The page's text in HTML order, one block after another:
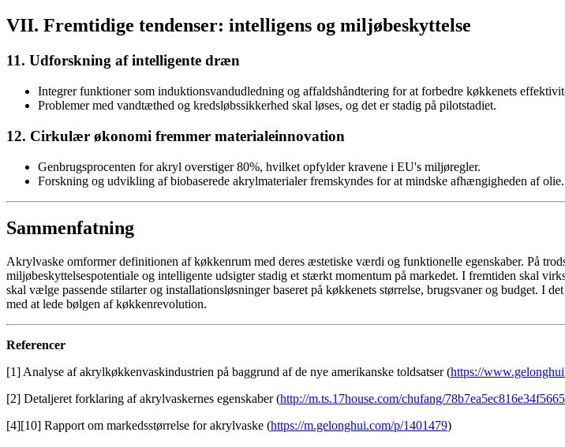
VII. Fremtidige tendenser: intelligens og miljøbeskyttelse
11. Udforskning af intelligente dræn
Integrer funktioner som induktionsvandudledning og affaldshåndtering for at forbedre køkkenets
Problemer med vandtæthed og kredsløbssikkerhed skal løses, og det er stadig på pilotstadiet.
12. Cirkulær økonomi fremmer materialeinnovation
Genbrugsprocenten for akryl overstiger 80%, hvilket opfylder kravene i EU's miljøregler.
Forskning og udvikling af biobaserede akrylmaterialer fremskyndes for at mindske afhængigheden af olie.
Sammenfatning
Akrylvaske omformer definitionen af køkkenrum med deres æstetiske værdi og funktionelle egenskaber. På
miljøbeskyttelsespotentiale og intelligente udsigter stadig et stærkt momentum på markedet. I fremtiden skal
skal vælge passende stilarter og installationsløsninger baseret på køkkenets størrelse, brugsvaner og budget.
med at lede bølgen af køkkenrevolution.
Referencer
[1] Analyse af akrylkøkkenvaskindustrien på baggrund af de nye amerikanske toldsatser (https://
[2] Detaljeret forklaring af akrylvaskernes egenskaber (http://m.ts.17house.com/chufang/
[4][10] Rapport om markedsstørrelse for akrylvaske (https://m.gelonghui.com/p/1401479)